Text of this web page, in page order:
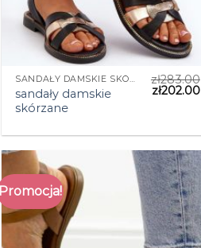
SANDAŁY DAMSKIE SKÓRZANE
sandały damskie
skórzane
zł283.00
zł202.00
Promocja!